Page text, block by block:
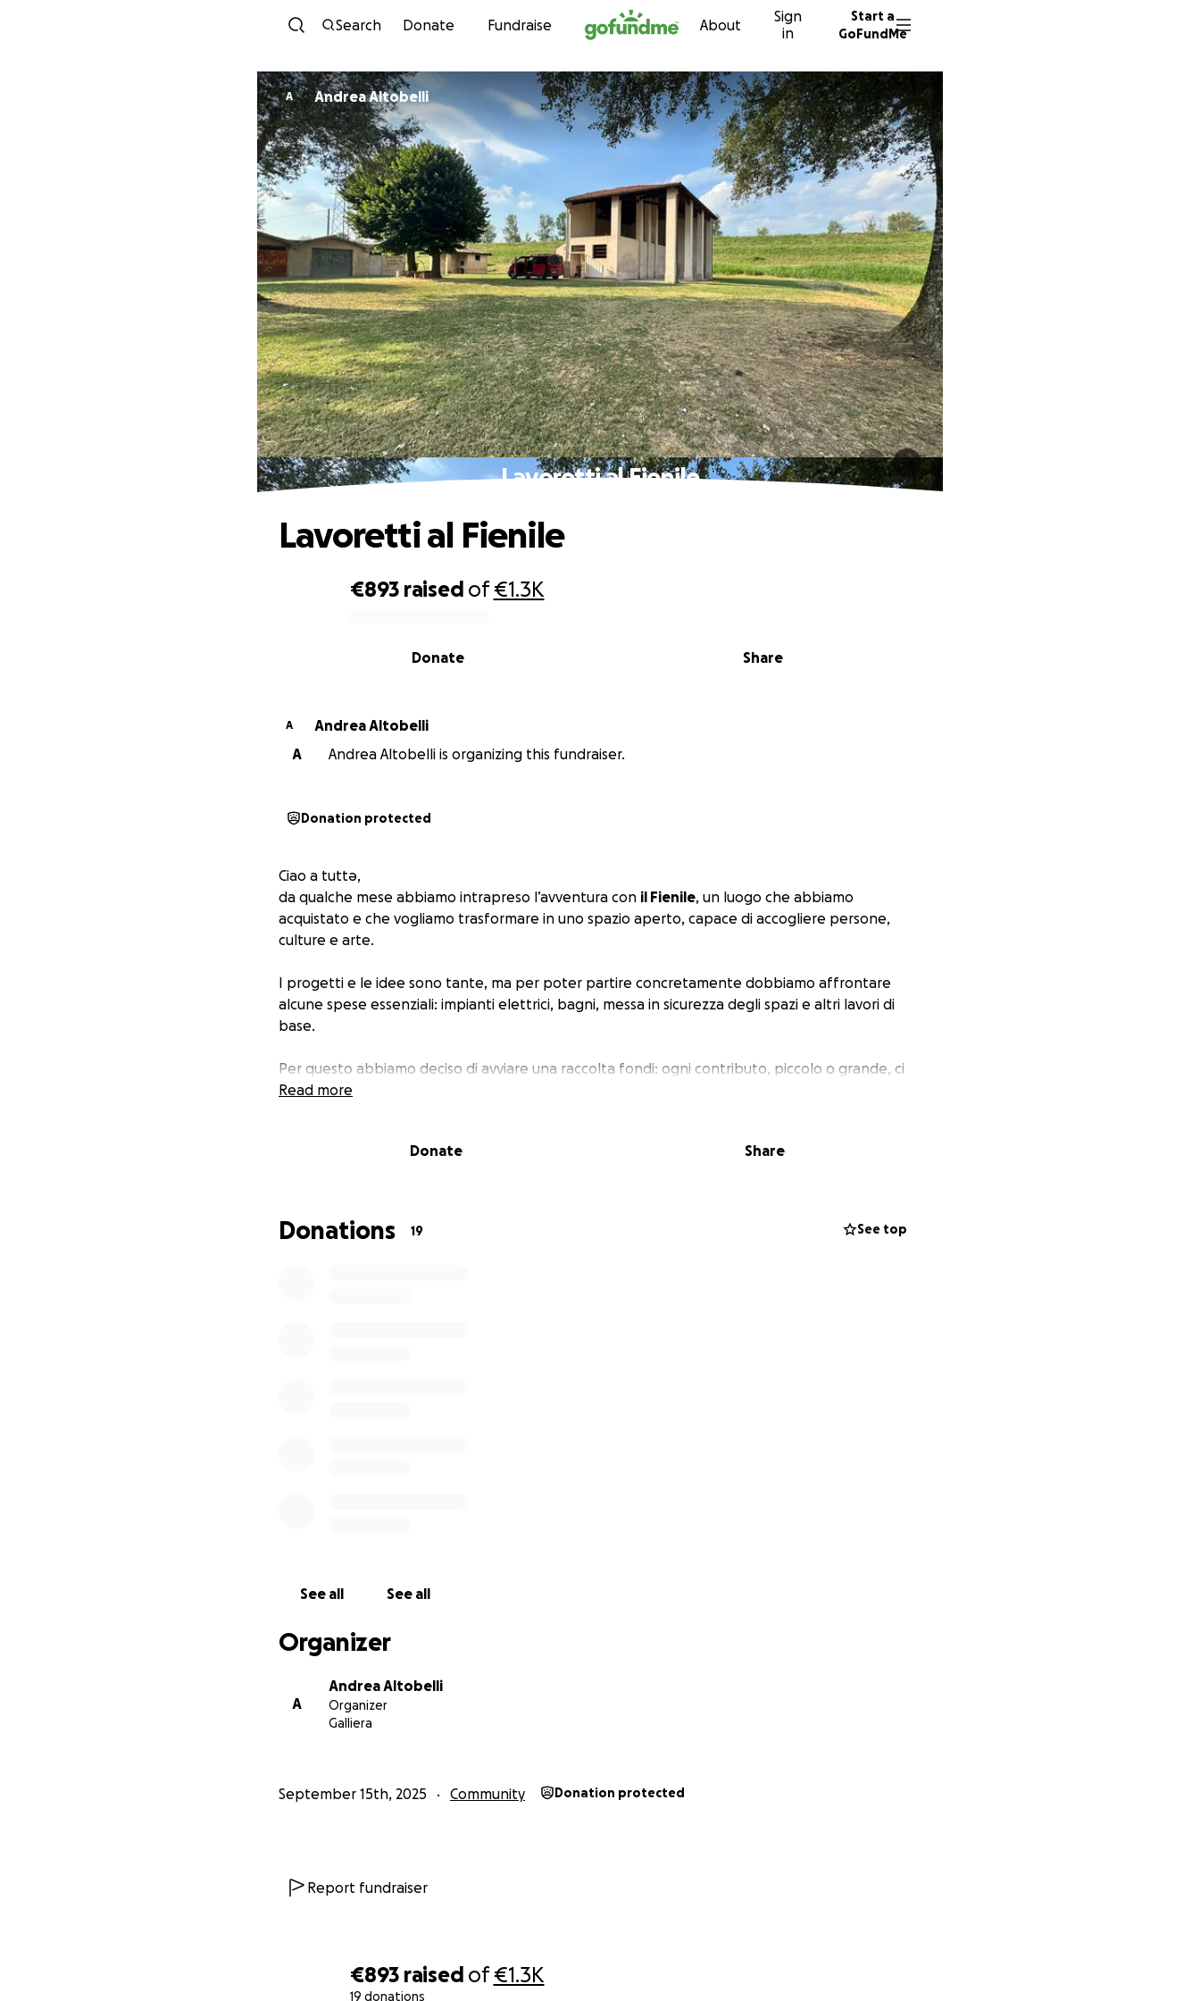
Skip to content
Search Donate Fundraise About
Sign
in
Start a
GoFundMe
€893 raised of€1.3K
19 donations
A Andrea Altobelli
Lavoretti al Fienile
€893 raised of€1.3K
Share
Donate
Lavoretti al Fienile
A
Andrea Altobelli
A
Andrea Altobelli is organizing this fundraiser.
Donation protected
Ciao a tuttə,
da qualche mese abbiamo intrapreso l’avventura con il Fienile, un luogo che abbiamo
acquistato e che vogliamo trasformare in uno spazio aperto, capace di accogliere persone,
culture e arte.
I progetti e le idee sono tante, ma per poter partire concretamente dobbiamo affrontare
alcune spese essenziali: impianti elettrici, bagni, messa in sicurezza degli spazi e altri lavori di
base.
Per questo abbiamo deciso di avviare una raccolta fondi: ogni contributo, piccolo o grande, ci
aiuterà a far crescere questo sogno e a rendere il Fienile un posto vivo e condiviso.
Read more
Donate Share
Donations 19 See top
See all See all
Organizer
A
Andrea Altobelli
Organizer
Galliera
September 15th, 2025 Community Donation protected
Report fundraiser